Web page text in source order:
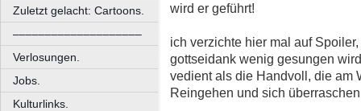
Zuletzt gelacht: Cartoons.
––––––––––––––––––––
Verlosungen.
Jobs.
Kulturlinks.
wird er geführt!
ich verzichte hier mal auf
gottseidank wenig gesungen
vedient als die Handvoll, die am
Reingehen und sich